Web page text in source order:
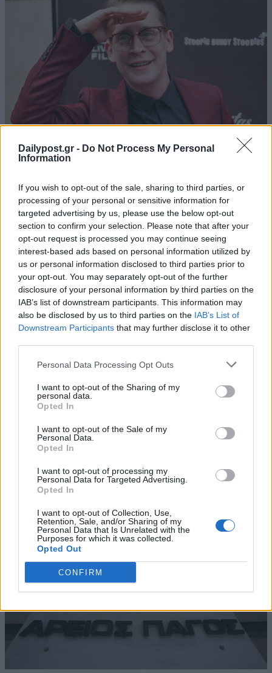
Dailypost.gr - Do Not Process My Personal
Information
If you wish to opt-out of the sale, sharing to third parties, or
processing of your personal or sensitive information for
targeted advertising by us, please use the below opt-out
section to confirm your selection. Please note that after your
opt-out request is processed you may continue seeing
interest-based ads based on personal information utilized by
us or personal information disclosed to third parties prior to
your opt-out. You may separately opt-out of the further
disclosure of your personal information by third parties on the
IAB’s list of downstream participants. This information may
also be disclosed by us to third parties on the IAB’s List of
Downstream Participants that may further disclose it to other
Personal Data Processing Opt Outs
I want to opt-out of the Sharing of my
personal data.
Opted In
I want to opt-out of the Sale of my
Personal Data.
Opted In
I want to opt-out of processing my
Personal Data for Targeted Advertising.
Opted In
I want to opt-out of Collection, Use,
Retention, Sale, and/or Sharing of my
Personal Data that Is Unrelated with the
Purposes for which it was collected.
Opted Out
CONFIRM